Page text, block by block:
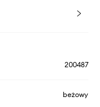
200487
beżowy